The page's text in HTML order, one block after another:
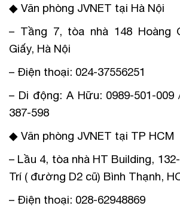
◆ Văn phòng JVNET tại Hà Nội
– Tầng 7, tòa nhà 148 Hoàng
Giấy, Hà Nội
– Điện thoại: 024-37556251
– Di động: A Hữu: 0989-501-009
387-598
◆ Văn phòng JVNET tại TP HCM
– Lầu 4, tòa nhà HT Building,
Trí ( đường D2 cũ) Bình Thạnh,
– Điện thoại: 028-62948869